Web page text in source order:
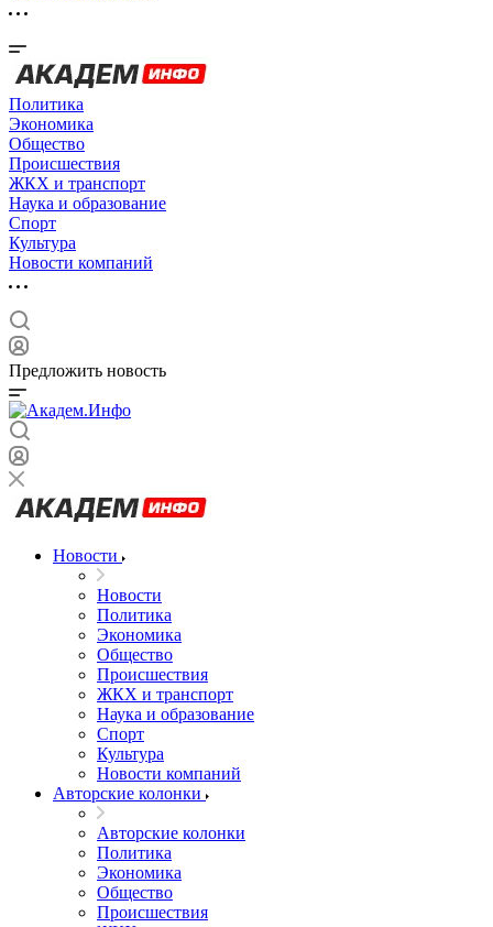
Политика
Экономика
Общество
Происшествия
ЖКХ и транспорт
Наука и образование
Спорт
Культура
Новости компаний
Предложить новость
Новости
Новости
Политика
Экономика
Общество
Происшествия
ЖКХ и транспорт
Наука и образование
Спорт
Культура
Новости компаний
Авторские колонки
Авторские колонки
Политика
Экономика
Общество
Происшествия